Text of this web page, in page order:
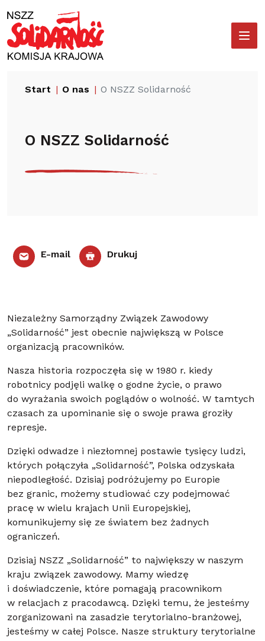
do
treści
Start O nas O NSZZ Solidarność
O NSZZ Solidarność
E-mail Drukuj
Niezależny Samorządny Związek Zawodowy
„Solidarność” jest obecnie największą w Polsce
organizacją pracowników.
Nasza historia rozpoczęła się w 1980 r. kiedy
robotnicy podjęli walkę o godne życie, o prawo
do wyrażania swoich poglądów o wolność. W tamtych
czasach za upominanie się o swoje prawa groziły
represje.
Dzięki odwadze i niezłomnej postawie tysięcy ludzi,
których połączyła „Solidarność”, Polska odzyskała
niepodległość. Dzisiaj podróżujemy po Europie
bez granic, możemy studiować czy podejmować
pracę w wielu krajach Unii Europejskiej,
komunikujemy się ze światem bez żadnych
ograniczeń.
Dzisiaj NSZZ „Solidarność” to największy w naszym
kraju związek zawodowy. Mamy wiedzę
i doświadczenie, które pomagają pracownikom
w relacjach z pracodawcą. Dzięki temu, że jesteśmy
zorganizowani na zasadzie terytorialno-branżowej,
jesteśmy w całej Polsce. Nasze struktury terytorialne